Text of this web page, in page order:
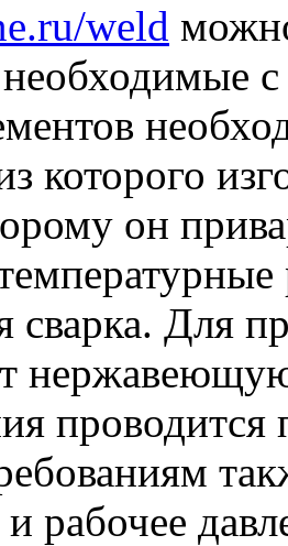
weld
необходимые
которого
он
сварка. Для
рабочее